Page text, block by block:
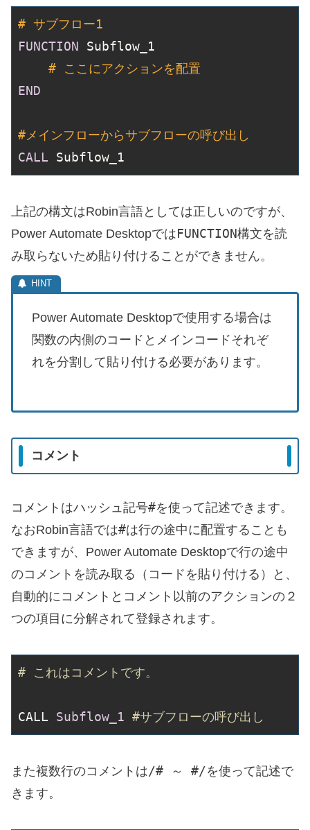
# サブフロー1
FUNCTION Subflow_1
# ここにアクションを配置
END
#メインフローからサブフローの呼び出し
CALL Subflow_1
上記の構文はRobin言語としては正しいのですが、
Power Automate DesktopではFUNCTION構文を読
み取らないため貼り付けることができません。
Power Automate Desktopで使用する場合は
関数の内側のコードとメインコードそれぞ
れを分割して貼り付ける必要があります。
コメント
コメントはハッシュ記号#を使って記述できます。
なおRobin言語では#は行の途中に配置することも
できますが、Power Automate Desktopで行の途中
のコメントを読み取る（コードを貼り付ける）と、
自動的にコメントとコメント以前のアクションの２
つの項目に分解されて登録されます。
# これはコメントです。
CALL Subflow_1 #サブフローの呼び出し
また複数行のコメントは/# ～ #/を使って記述で
きます。